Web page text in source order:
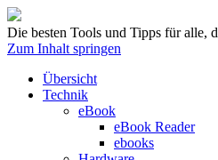
Die besten Tools und Tipps für alle,
Zum Inhalt springen
Übersicht
Technik
eBook
eBook Reader
ebooks